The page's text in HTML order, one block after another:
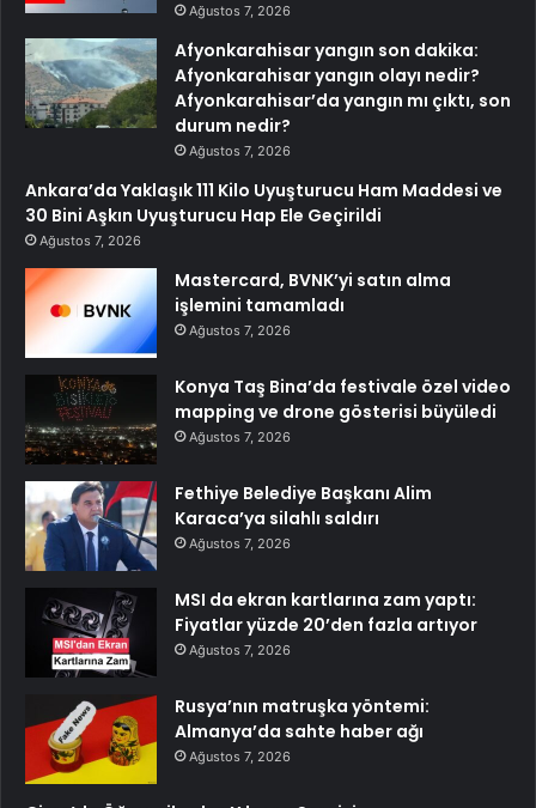
Ağustos 7, 2026
Afyonkarahisar yangın son dakika:
Afyonkarahisar yangın olayı nedir?
Afyonkarahisar’da yangın mı çıktı, son
durum nedir?
Ağustos 7, 2026
Ankara’da Yaklaşık 111 Kilo Uyuşturucu Ham Maddesi ve
30 Bini Aşkın Uyuşturucu Hap Ele Geçirildi
Ağustos 7, 2026
Mastercard, BVNK’yi satın alma
işlemini tamamladı
Ağustos 7, 2026
Konya Taş Bina’da festivale özel video
mapping ve drone gösterisi büyüledi
Ağustos 7, 2026
Fethiye Belediye Başkanı Alim
Karaca’ya silahlı saldırı
Ağustos 7, 2026
MSI da ekran kartlarına zam yaptı:
Fiyatlar yüzde 20’den fazla artıyor
Ağustos 7, 2026
Rusya’nın matruşka yöntemi:
Almanya’da sahte haber ağı
Ağustos 7, 2026